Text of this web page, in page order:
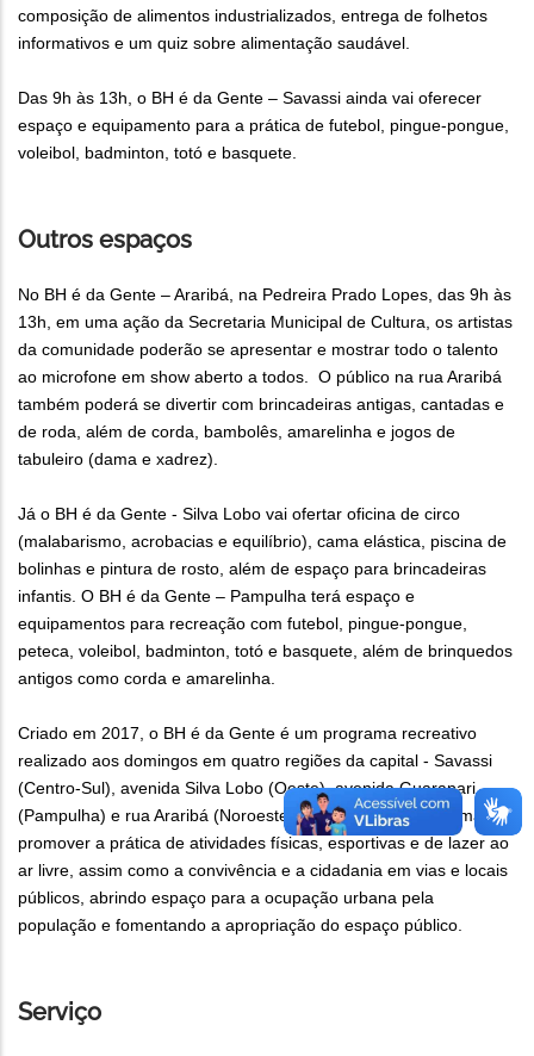
composição de alimentos industrializados, entrega de folhetos
informativos e um quiz sobre alimentação saudável.
Das 9h às 13h, o BH é da Gente – Savassi ainda vai oferecer
espaço e equipamento para a prática de futebol, pingue-pongue,
voleibol, badminton, totó e basquete.
Outros espaços
No BH é da Gente – Araribá, na Pedreira Prado Lopes, das 9h às
13h, em uma ação da Secretaria Municipal de Cultura, os artistas
da comunidade poderão se apresentar e mostrar todo o talento
ao microfone em show aberto a todos. O público na rua Araribá
também poderá se divertir com brincadeiras antigas, cantadas e
de roda, além de corda, bambolês, amarelinha e jogos de
tabuleiro (dama e xadrez).
Já o BH é da Gente - Silva Lobo vai ofertar oficina de circo
(malabarismo, acrobacias e equilíbrio), cama elástica, piscina de
bolinhas e pintura de rosto, além de espaço para brincadeiras
infantis. O BH é da Gente – Pampulha terá espaço e
equipamentos para recreação com futebol, pingue-pongue,
peteca, voleibol, badminton, totó e basquete, além de brinquedos
antigos como corda e amarelinha.
Criado em 2017, o BH é da Gente é um programa recreativo
realizado aos domingos em quatro regiões da capital - Savassi
(Centro-Sul), avenida Silva Lobo (Oeste), avenida Guarapari
(Pampulha) e rua Araribá (Noroeste). O objetivo do programa é
promover a prática de atividades físicas, esportivas e de lazer ao
ar livre, assim como a convivência e a cidadania em vias e locais
públicos, abrindo espaço para a ocupação urbana pela
população e fomentando a apropriação do espaço público.
Serviço